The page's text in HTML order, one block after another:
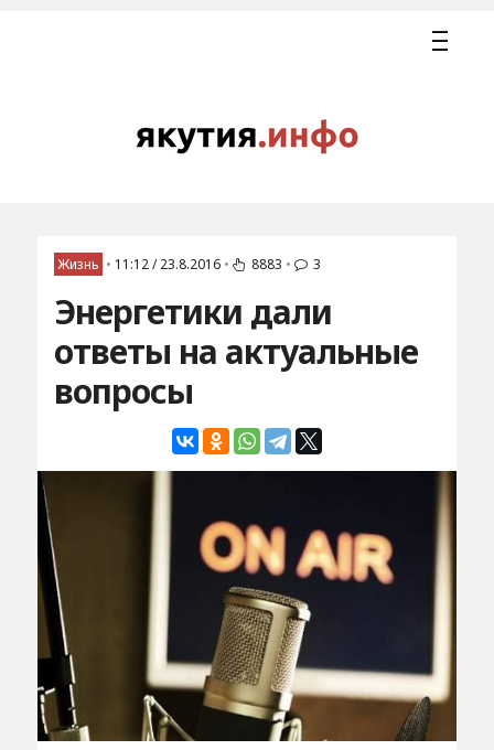
Жизнь • 11:12 / 23.8.2016 • 8883 • 3
Энергетики дали
ответы на актуальные
вопросы